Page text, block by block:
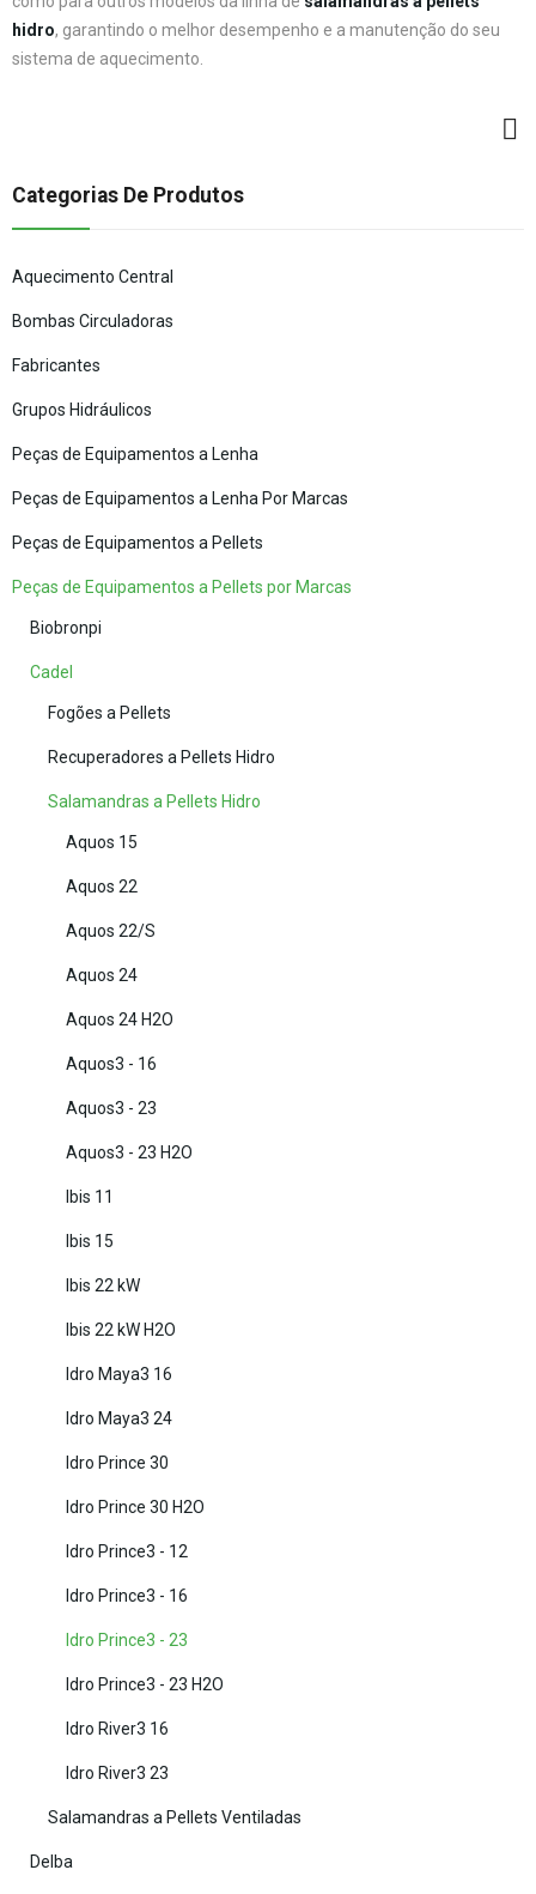
hidro, garantindo o melhor desempenho e a manutenção do seu
sistema de aquecimento.
Categorias De Produtos
Aquecimento Central
Bombas Circuladoras
Fabricantes
Grupos Hidráulicos
Peças de Equipamentos a Lenha
Peças de Equipamentos a Lenha Por Marcas
Peças de Equipamentos a Pellets
Peças de Equipamentos a Pellets por Marcas
Biobronpi
Cadel
Fogões a Pellets
Recuperadores a Pellets Hidro
Salamandras a Pellets Hidro
Aquos 15
Aquos 22
Aquos 22/S
Aquos 24
Aquos 24 H2O
Aquos3 - 16
Aquos3 - 23
Aquos3 - 23 H2O
Ibis 11
Ibis 15
Ibis 22 kW
Ibis 22 kW H2O
Idro Maya3 16
Idro Maya3 24
Idro Prince 30
Idro Prince 30 H2O
Idro Prince3 - 12
Idro Prince3 - 16
Idro Prince3 - 23
Idro Prince3 - 23 H2O
Idro River3 16
Idro River3 23
Salamandras a Pellets Ventiladas
Delba